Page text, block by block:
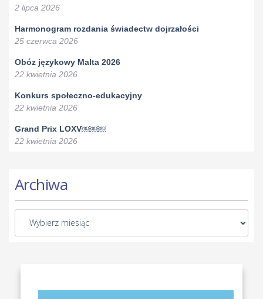
2 lipca 2026
Harmonogram rozdania świadectw dojrzałości
25 czerwca 2026
Obóz językowy Malta 2026
22 kwietnia 2026
Konkurs społeczno-edukacyjny
22 kwietnia 2026
Grand Prix LOXV￼￼￼
22 kwietnia 2026
Archiwa